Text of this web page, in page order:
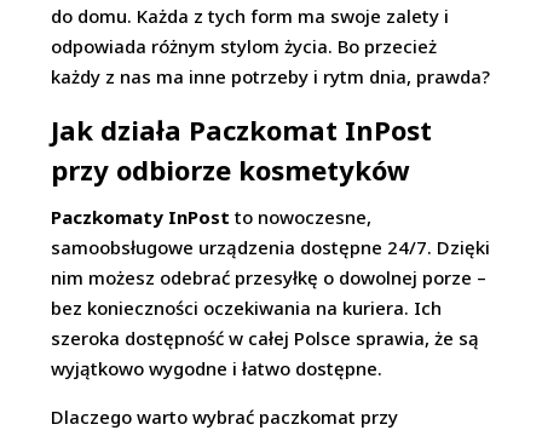
do domu. Każda z tych form ma swoje zalety i
odpowiada różnym stylom życia. Bo przecież
każdy z nas ma inne potrzeby i rytm dnia, prawda?
Jak działa Paczkomat InPost
przy odbiorze kosmetyków
Paczkomaty InPost to nowoczesne,
samoobsługowe urządzenia dostępne 24/7. Dzięki
nim możesz odebrać przesyłkę o dowolnej porze –
bez konieczności oczekiwania na kuriera. Ich
szeroka dostępność w całej Polsce sprawia, że są
wyjątkowo wygodne i łatwo dostępne.
Dlaczego warto wybrać paczkomat przy